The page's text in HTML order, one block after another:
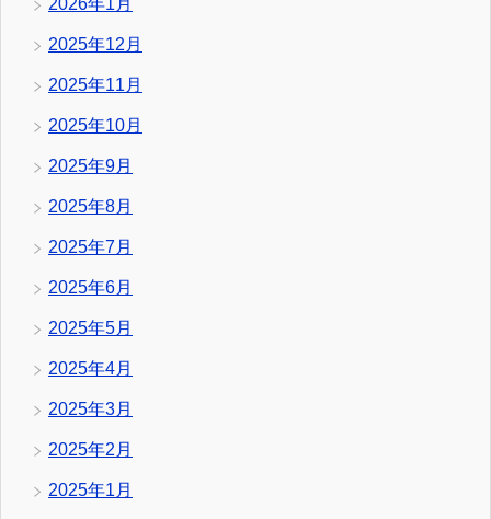
2026年1月
2025年12月
2025年11月
2025年10月
2025年9月
2025年8月
2025年7月
2025年6月
2025年5月
2025年4月
2025年3月
2025年2月
2025年1月